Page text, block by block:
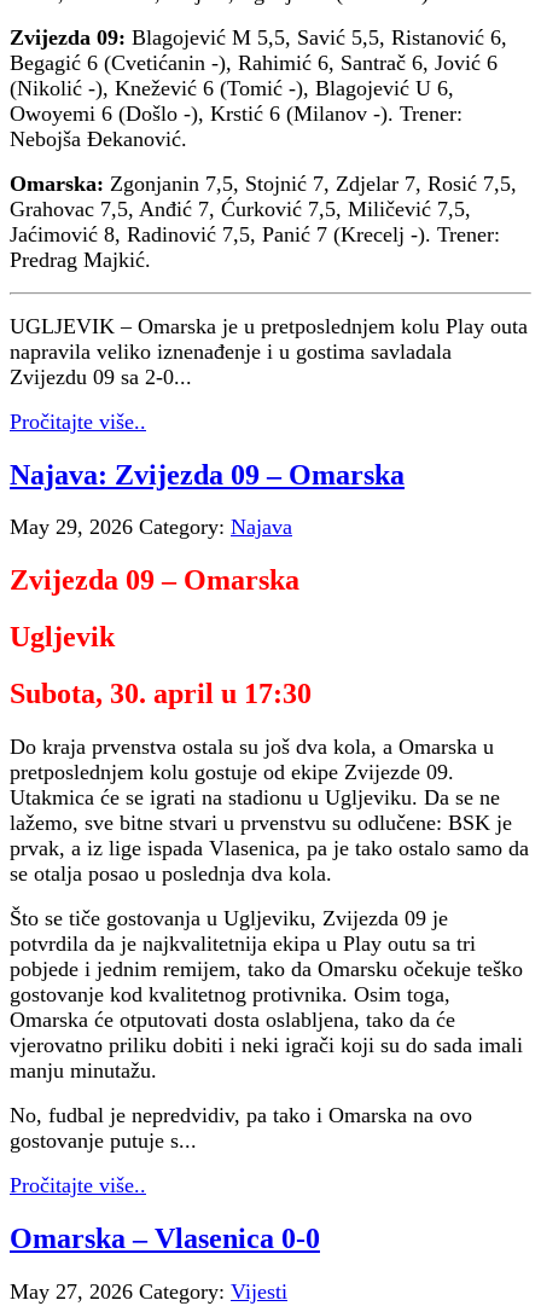
Zvijezda 09: Blagojević M 5,5, Savić 5,5, Ristanović 6,
Begagić 6 (Cvetićanin -), Rahimić 6, Santrač 6, Jović 6
(Nikolić -), Knežević 6 (Tomić -), Blagojević U 6,
Owoyemi 6 (Došlo -), Krstić 6 (Milanov -). Trener:
Nebojša Đekanović.
Omarska: Zgonjanin 7,5, Stojnić 7, Zdjelar 7, Rosić 7,5,
Grahovac 7,5, Anđić 7, Ćurković 7,5, Miličević 7,5,
Jaćimović 8, Radinović 7,5, Panić 7 (Krecelj -). Trener:
Predrag Majkić.
UGLJEVIK – Omarska je u pretposlednjem kolu Play outa
napravila veliko iznenađenje i u gostima savladala
Zvijezdu 09 sa 2-0...
Pročitajte više..
Najava: Zvijezda 09 – Omarska
May 29, 2026 Category: Najava
Zvijezda 09 – Omarska
Ugljevik
Subota, 30. april u 17:30
Do kraja prvenstva ostala su još dva kola, a Omarska u
pretposlednjem kolu gostuje od ekipe Zvijezde 09.
Utakmica će se igrati na stadionu u Ugljeviku. Da se ne
lažemo, sve bitne stvari u prvenstvu su odlučene: BSK je
prvak, a iz lige ispada Vlasenica, pa je tako ostalo samo da
se otalja posao u poslednja dva kola.
Što se tiče gostovanja u Ugljeviku, Zvijezda 09 je
potvrdila da je najkvalitetnija ekipa u Play outu sa tri
pobjede i jednim remijem, tako da Omarsku očekuje teško
gostovanje kod kvalitetnog protivnika. Osim toga,
Omarska će otputovati dosta oslabljena, tako da će
vjerovatno priliku dobiti i neki igrači koji su do sada imali
manju minutažu.
No, fudbal je nepredvidiv, pa tako i Omarska na ovo
gostovanje putuje s...
Pročitajte više..
Omarska – Vlasenica 0-0
May 27, 2026 Category: Vijesti